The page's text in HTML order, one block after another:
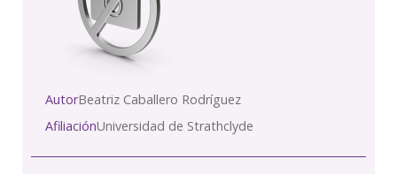
AutorBeatriz Caballero Rodríguez
AfiliaciónUniversidad de Strathclyde